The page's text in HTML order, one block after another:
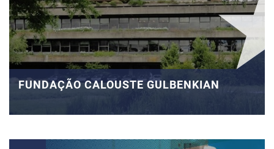
FUNDAÇÃO CALOUSTE GULBENKIAN